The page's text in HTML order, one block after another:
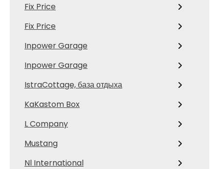
Fix Price
Fix Price
Inpower Garage
Inpower Garage
IstraCottage, база отдыха
KaKastom Box
L Company
Mustang
Nl International